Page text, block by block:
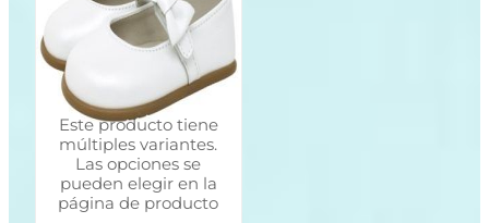
Este producto tiene
múltiples variantes.
Las opciones se
pueden elegir en la
página de producto